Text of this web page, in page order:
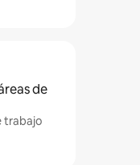
de
trabajo